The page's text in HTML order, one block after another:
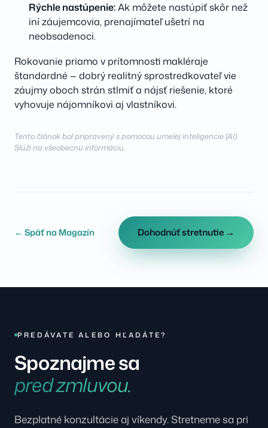
Rýchle nastúpenie:Ak môžete nastúpiť skôr než
iní záujemcovia, prenajímateľ ušetrí na
neobsadenoci.
Rokovanie priamo v prítomnosti makléraje
štandardné — dobrý realitný sprostredkovateľ vie
záujmy oboch strán stlmiť a nájsť riešenie, ktoré
vyhovuje nájomníkovi aj vlastníkovi.
Tento článok bol pripravený s pomocou umelej inteligencie (AI).
Slúži na všeobecnú informáciu.
← Späť na Magazín Dohodnúť stretnutie →
PREDÁVATE ALEBO HĽADÁTE?
Spoznajme sa
pred zmluvou.
Bezplatné konzultácie aj víkendy. Stretneme sa pri